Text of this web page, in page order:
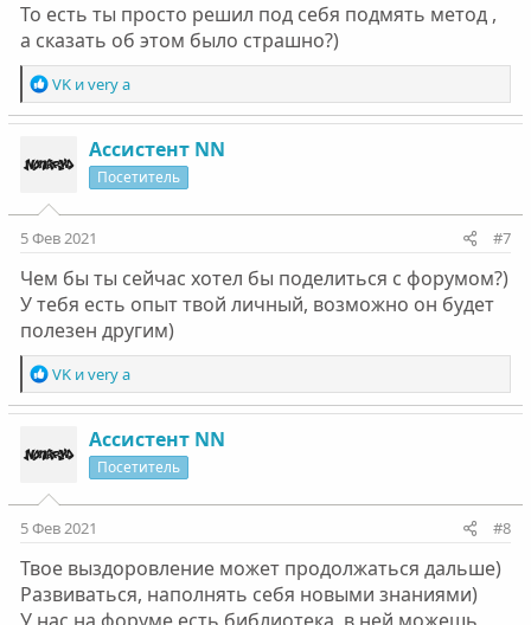
не рекомендуется чтобы истощенный организм не
перенапрягать.
В планах менять профессию, но еще не понял на
какую, так что пока что просто работаю, учусь всякому
общеполезному
То есть ты просто решил под себя подмять метод ,
а сказать об этом было страшно?)
Р
е
а
ц
и
:
VKиvery a
Ассистент NN
Посетитель
5 Фев 2021 #7
Чем бы ты сейчас хотел бы поделиться с форумом?)
У тебя есть опыт твой личный, возможно он будет
полезен другим)
Р
е
а
ц
и
:
VKиvery a
Ассистент NN
Посетитель
5 Фев 2021 #8
Твое выздоровление может продолжаться дальше)
Развиваться, наполнять себя новыми знаниями)